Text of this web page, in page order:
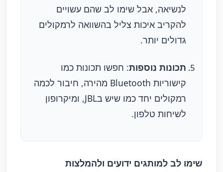
לנשיאה, אבל שימו לב שהם עשויים
להקריב איכות צליל בהשוואה לרמקולים
גדולים יותר.
תכונות נוספות: חפשו תכונות כמו
קישוריות Bluetooth מהירה, חיבור לכמה
רמקולים יחד כמו שיש בJBL, ומיקרופון
לשיחות טלפון.
שימו לב למותגים ידועים ולהמלצות